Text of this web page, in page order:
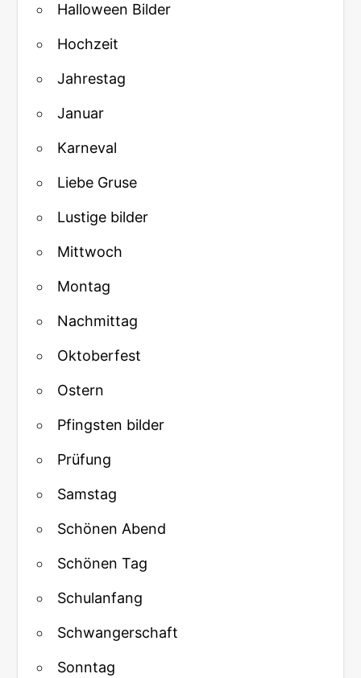
Halloween Bilder
Hochzeit
Jahrestag
Januar
Karneval
Liebe Gruse
Lustige bilder
Mittwoch
Montag
Nachmittag
Oktoberfest
Ostern
Pfingsten bilder
Prüfung
Samstag
Schönen Abend
Schönen Tag
Schulanfang
Schwangerschaft
Sonntag